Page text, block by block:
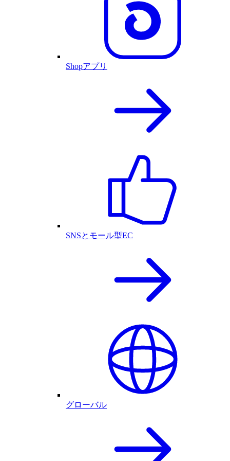
Shopアプリ
SNSとモール型EC
グローバル